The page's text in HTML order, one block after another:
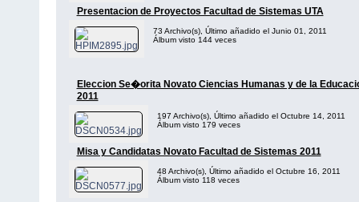
Presentacion de Proyectos Facultad de Sistemas UTA
73 Archivo(s), Último añadido el Junio 01, 2011
Álbum visto 144 veces
Eleccion Se�orita Novato Ciencias Humanas y de la
2011
197 Archivo(s), Último añadido el Octubre 14, 2011
Álbum visto 179 veces
Misa y Candidatas Novato Facultad de Sistemas 2011
48 Archivo(s), Último añadido el Octubre 16, 2011
Álbum visto 118 veces